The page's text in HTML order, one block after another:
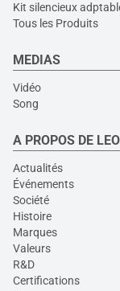
Kit silencieux
Tous les Produits
MEDIAS
Vidéo
Song
A PROPOS DE
Actualités
Événements
Société
Histoire
Marques
Valeurs
R&D
Certifications